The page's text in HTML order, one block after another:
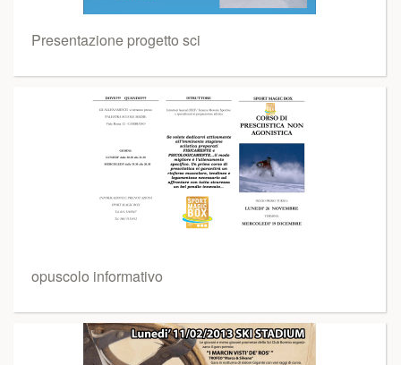
Presentazione progetto sci
opuscolo informativo